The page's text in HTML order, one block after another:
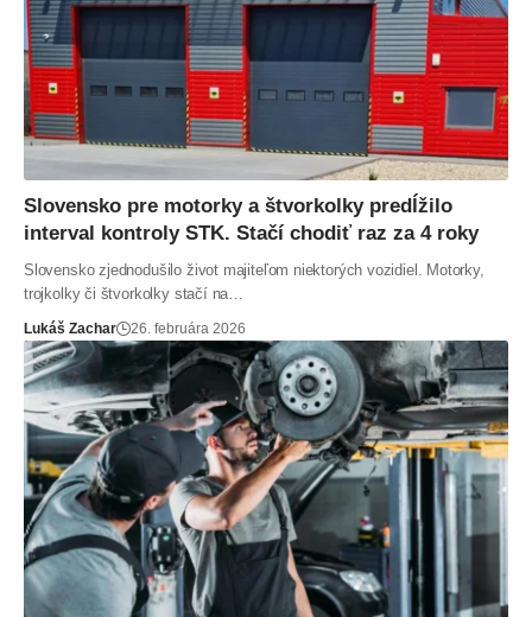
Slovensko pre motorky a štvorkolky predĺžilo
interval kontroly STK. Stačí chodiť raz za 4 roky
Slovensko zjednodušilo život majiteľom niektorých vozidiel. Motorky,
trojkolky či štvorkolky stačí na…
Lukáš Zachar 26. februára 2026